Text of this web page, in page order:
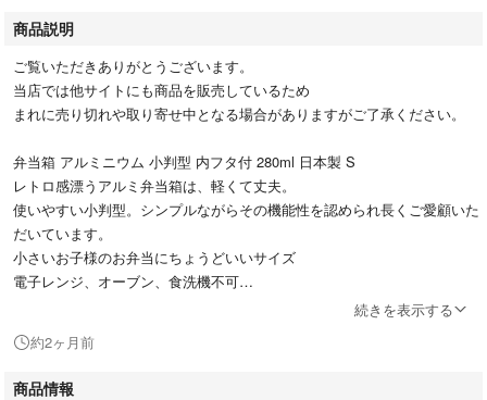
商品説明
ご覧いただきありがとうございます。
当店では他サイトにも商品を販売しているため
まれに売り切れや取り寄せ中となる場合がありますがご了承ください。
弁当箱 アルミニウム 小判型 内フタ付 280ml 日本製 S
レトロ感漂うアルミ弁当箱は、軽くて丈夫。
使いやすい小判型。シンプルながらその機能性を認められ長くご愛顧いた
だいています。
小さいお子様のお弁当にちょうどいいサイズ
電子レンジ、オーブン、食洗機不可
サイズ:13.8x9.5x高さ4.5cm
続きを表示する
約2ヶ月前
商品情報